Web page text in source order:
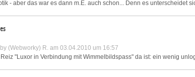
- aber das war es dann m.E. auch schon... Denn es unterscheidet
(Webworky) R. am 03.04.2010 um 16:57
"Luxor in Verbindung mit Wimmelbildspass" da ist: ein wenig